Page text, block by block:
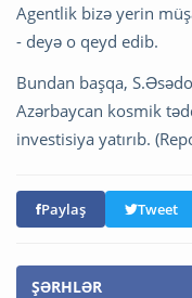
Agentlik bizə yerin
- deyə o qeyd edib.
Bundan başqa,
Azərbaycan kosmik
investisiya yatırıb.
Paylaş Tweet
ŞƏRHLƏR